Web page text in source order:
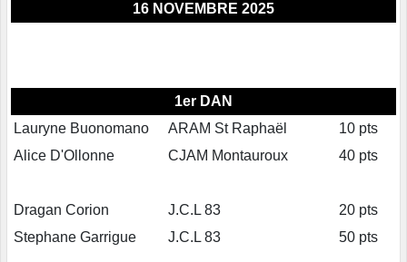
16 NOVEMBRE 2025
1er DAN
Lauryne Buonomano
ARAM St Raphaël
10 pts
Alice D'Ollonne
CJAM Montauroux 40 pts
Dragan Corion J.C.L 83
20 pts
Stephane Garrigue
J.C.L 83 50 pts